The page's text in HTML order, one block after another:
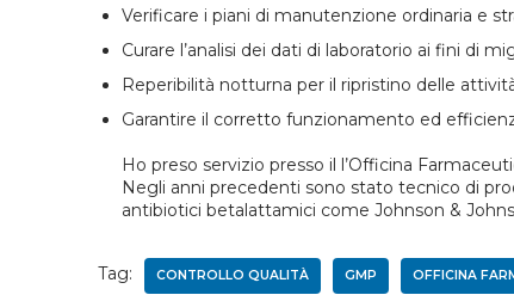
Verificare i piani di manutenzione ordinaria e
Curare l’analisi dei dati di laboratorio ai fini di
Reperibilità notturna per il ripristino delle
Garantire il corretto funzionamento ed
Ho preso servizio presso il l’Officina
Negli anni precedenti sono stato tecnico di
antibiotici betalattamici come Johnson &
Tag: CONTROLLO QUALITÀ GMP OFFICINA